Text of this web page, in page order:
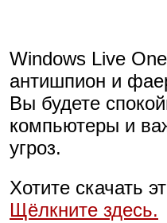
Windows Live
антишпион и
Вы будете
компьютеры и
угроз.
Хотите скачать
Щёлкните здесь.